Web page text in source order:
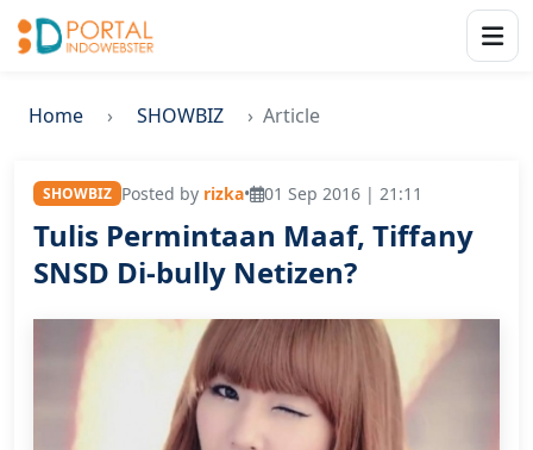
Home SHOWBIZ Article
SHOWBIZ Posted by rizka• 01 Sep 2016 | 21:11
Tulis Permintaan Maaf, Tiffany
SNSD Di-bully Netizen?